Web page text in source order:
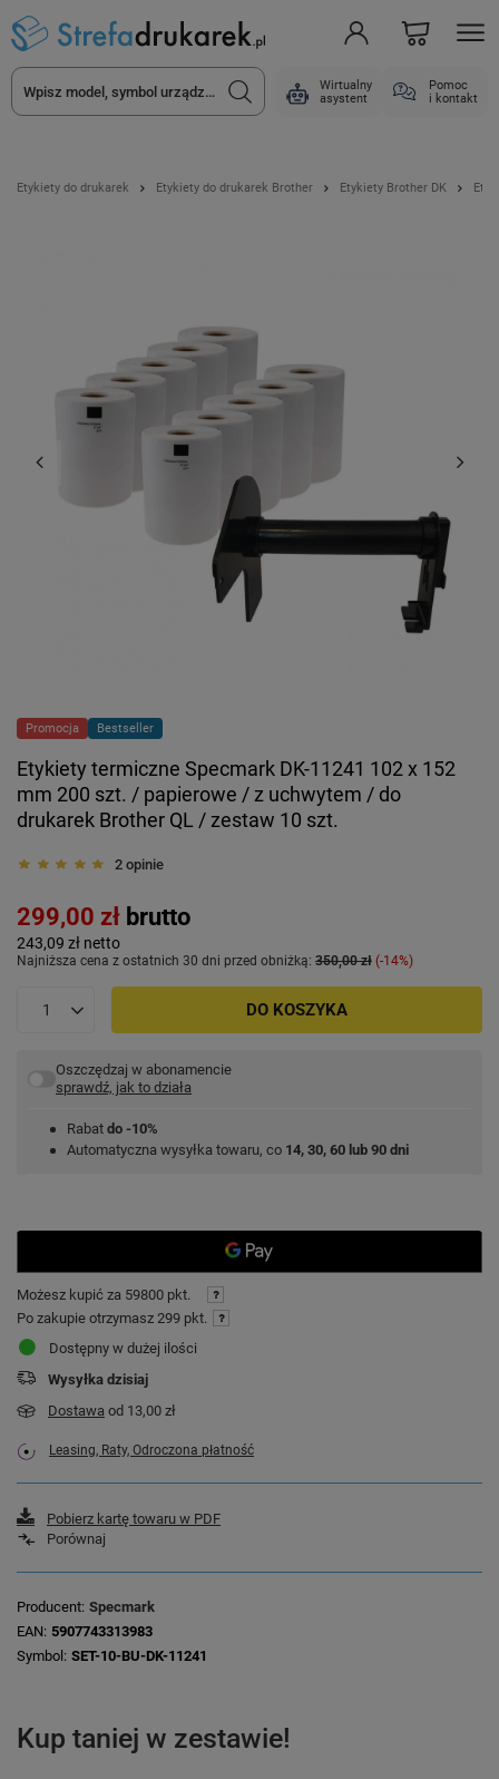
Wirtualny
asystent
Pomoc
i kontakt
Etykiety do drukarek Etykiety do drukarek Brother Etykiety Brother DK
Promocja Bestseller
Etykiety termiczne Specmark DK-11241 102 x 152
mm 200 szt. / papierowe / z uchwytem / do
drukarek Brother QL / zestaw 10 szt.
2 opinie
299,00 zł brutto
243,09 zł netto
Najniższa cena z ostatnich 30 dni przed obniżką: 350,00 zł -14%
DO KOSZYKA
Oszczędzaj w abonamencie
sprawdź, jak to działa
Rabat do -10%
Automatyczna wysyłka towaru, co 14, 30, 60 lub 90 dni
Możesz kupić za 59800 pkt.
Po zakupie otrzymasz 299 pkt.
Dostępny w dużej ilości
Wysyłka dzisiaj
Dostawa od 13,00 zł
Leasing, Raty, Odroczona płatność
Pobierz kartę towaru w PDF
Porównaj
Producent Specmark
EAN 5907743313983
Symbol SET-10-BU-DK-11241
Kup taniej w zestawie!